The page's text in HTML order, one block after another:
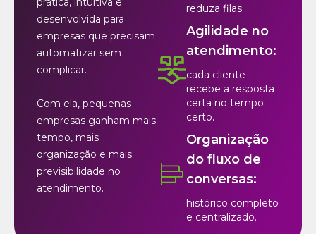
desenvolvida para
empresas que precisam
automatizar sem
complicar.
Com ela, pequenas
empresas ganham mais
tempo, mais
organização e mais
previsibilidade no
atendimento.
reduza filas.
Agilidade no
atendimento:
cada cliente
recebe a resposta
certa no tempo
certo.
Organização
do fluxo de
conversas:
histórico completo
e centralizado.